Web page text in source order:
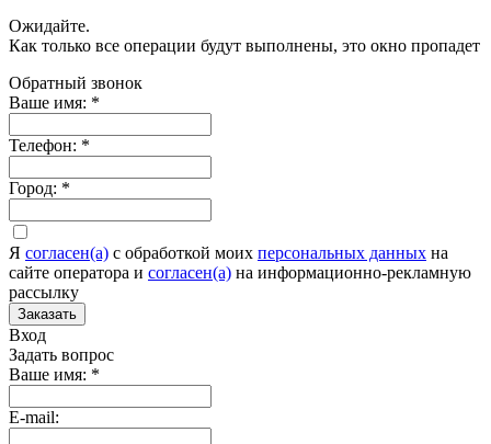
Ожидайте.
Как только все операции будут выполнены, это окно пропадет
Обратный звонок
Ваше имя: *
Телефон: *
Город: *
Я согласен(а) c обработкой моих персональных данных на
сайте оператора и согласен(а) на информационно-рекламную
рассылку
Заказать
Вход
Задать вопрос
Ваше имя: *
E-mail: